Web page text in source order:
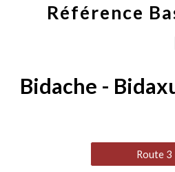
Référence
Bidache -
Route 3